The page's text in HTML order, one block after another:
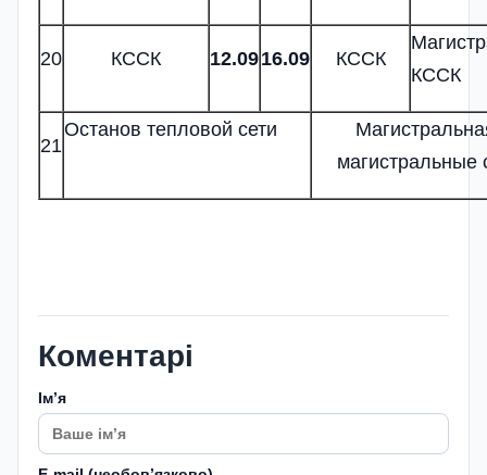
20 КССК 12.0916.09 КССК
КССК
21
Останов тепловой сети
магистральные
Коментарі
Імʼя